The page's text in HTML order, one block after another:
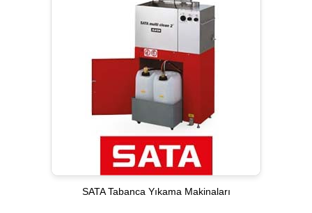
SATA Tabanca Yıkama Makinaları